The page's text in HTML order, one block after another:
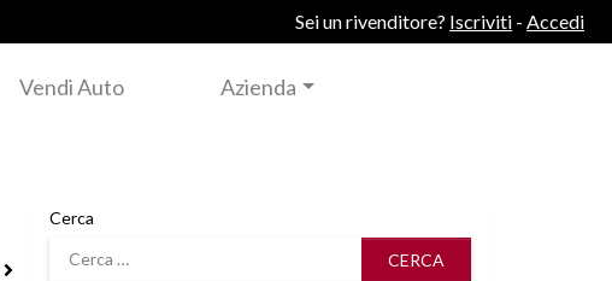
Sei un rivenditore? Iscriviti - Accedi
Vendi Auto Azienda
Cerca
Cerca